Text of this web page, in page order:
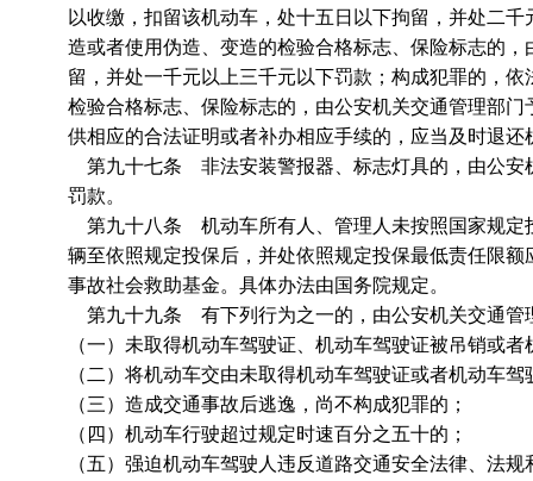
以收缴，扣留该机动车，处十五日以下拘留，并处二
造或者使用伪造、变造的检验合格标志、保险标志的
留，并处一千元以上三千元以下罚款；构成犯罪的，
检验合格标志、保险标志的，由公安机关交通管理部
供相应的合法证明或者补办相应手续的，应当及时退还
第九十七条 非法安装警报器、标志灯具的，由公安
罚款。
第九十八条 机动车所有人、管理人未按照国家规定
辆至依照规定投保后，并处依照规定投保最低责任限
事故社会救助基金。具体办法由国务院规定。
第九十九条 有下列行为之一的，由公安机关交通管
（一）未取得机动车驾驶证、机动车驾驶证被吊销或
（二）将机动车交由未取得机动车驾驶证或者机动车
（三）造成交通事故后逃逸，尚不构成犯罪的；
（四）机动车行驶超过规定时速百分之五十的；
（五）强迫机动车驾驶人违反道路交通安全法律、法